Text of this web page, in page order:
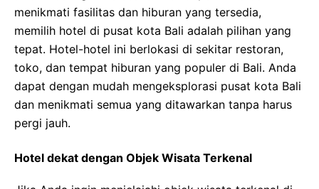
menikmati fasilitas dan hiburan yang tersedia,
memilih hotel di pusat kota Bali adalah pilihan yang
tepat. Hotel-hotel ini berlokasi di sekitar restoran,
toko, dan tempat hiburan yang populer di Bali. Anda
dapat dengan mudah mengeksplorasi pusat kota Bali
dan menikmati semua yang ditawarkan tanpa harus
pergi jauh.
Hotel dekat dengan Objek Wisata Terkenal